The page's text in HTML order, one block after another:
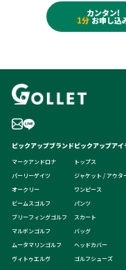
カンタン!
1分お申し込
ピックアップブランド
マークアンドロナ
パーリーゲイツ
オークリー
ビームスゴルフ
ブリーフィングゴルフ
マルボンゴルフ
ムータマリンゴルフ
ヴィトゥエルヴ
ピックアップアイ
トップス
ジャケット / アウタ
ワンピース
パンツ
スカート
バッグ
ヘッドカバー
ゴルフシューズ